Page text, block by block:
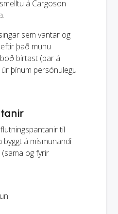
á Cargoson
sem vantar og
eftir það munu
birtast (þar á
þínum persónulegu
til
á mismunandi
og fyrir